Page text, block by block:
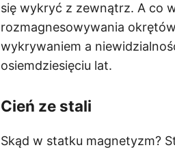
się wykryć z zewnątrz. A co
rozmagnesowywania
wykrywaniem a
osiemdziesięciu lat.
Cień ze stali
Skąd w statku magnetyzm?